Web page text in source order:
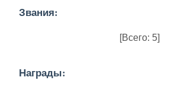
Звания:
[Всего: 5]
Награды: